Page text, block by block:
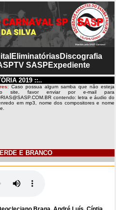
EliminatóriasDiscografia
TV SASP Expediente
2019 ::..
: Caso possua algum samba que não esteja
site, favor enviar por e-mail para
contendo: letra e áudio do
em mp3, nome dos compositores e nome
E BRANCO